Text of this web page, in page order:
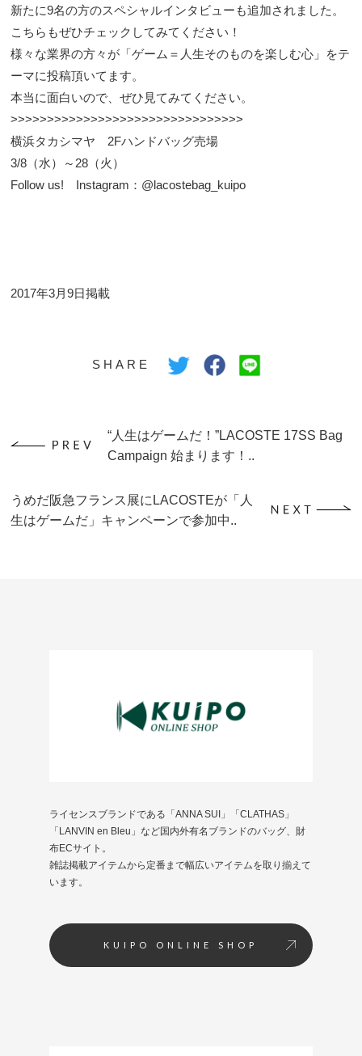
新たに9名の方のスペシャルインタビューも追加されました。
こちらもぜひチェックしてみてください！
様々な業界の方々が「ゲーム＝人生そのものを楽しむ心」をテ
ーマに投稿頂いてます。
本当に面白いので、ぜひ見てみてください。
>>>>>>>>>>>>>>>>>>>>>>>>>>>>>>>>
横浜タカシマヤ 2Fハンドバッグ売場
3/8（水）～28（火）
Follow us! Instagram：@lacostebag_kuipo
2017年3月9日掲載
SHARE
“人生はゲームだ！”LACOSTE 17SS Bag
Campaign 始まります！..
うめだ阪急フランス展にLACOSTEが「人
生はゲームだ」キャンペーンで参加中..
ライセンスブランドである「ANNA SUI」「CLATHAS」
「LANVIN en Bleu」など国内外有名ブランドのバッグ、財
布ECサイト。
雑誌掲載アイテムから定番まで幅広いアイテムを取り揃えて
います。
KUIPO ONLINE SHOP